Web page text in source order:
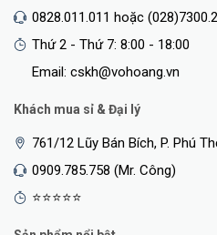
0828.011.011 hoặc
Thứ 2 - Thứ 7: 8:00 - 18:00
Email: cskh@vohoang.vn
Khách mua sỉ & Đại lý
761/12 Lũy Bán Bích, P. Phú
0909.785.758 (Mr. Công)
⭐⭐⭐⭐⭐